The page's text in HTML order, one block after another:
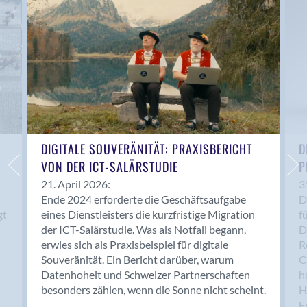
Anwil
Appenzell
Au SG
Baar
Baden
Balsthal
Balzers
Basel
Bassersdorf
Belp
Bendern
Benken (SG)
Bergdietikon
Berlin
Bern
Bern - Liebefeld
DIGITALE SOUVERÄNITÄT: PRAXISBERICHT
VON DER ICT-SALÄRSTUDIE
21. April 2026:
Ende 2024 erforderte die Geschäftsaufgabe
eines Dienstleisters die kurzfristige Migration
der ICT-Salärstudie. Was als Notfall begann,
erwies sich als Praxisbeispiel für digitale
Souveränität. Ein Bericht darüber, warum
Datenhoheit und Schweizer Partnerschaften
besonders zählen, wenn die Sonne nicht scheint.